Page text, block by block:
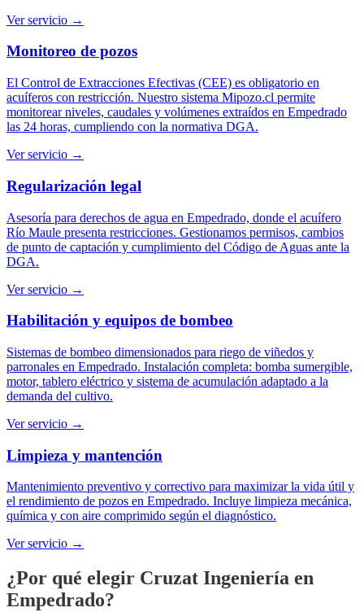
Ver servicio →
Monitoreo de pozos
El Control de Extracciones Efectivas (CEE) es obligatorio en
acuíferos con restricción. Nuestro sistema Mipozo.cl permite
monitorear niveles, caudales y volúmenes extraídos en Empedrado
las 24 horas, cumpliendo con la normativa DGA.
Ver servicio →
Regularización legal
Asesoría para derechos de agua en Empedrado, donde el acuífero
Río Maule presenta restricciones. Gestionamos permisos, cambios
de punto de captación y cumplimiento del Código de Aguas ante la
DGA.
Ver servicio →
Habilitación y equipos de bombeo
Sistemas de bombeo dimensionados para riego de viñedos y
parronales en Empedrado. Instalación completa: bomba sumergible,
motor, tablero eléctrico y sistema de acumulación adaptado a la
demanda del cultivo.
Ver servicio →
Limpieza y mantención
Mantenimiento preventivo y correctivo para maximizar la vida útil y
el rendimiento de pozos en Empedrado. Incluye limpieza mecánica,
química y con aire comprimido según el diagnóstico.
Ver servicio →
¿Por qué elegir Cruzat Ingeniería en
Empedrado?